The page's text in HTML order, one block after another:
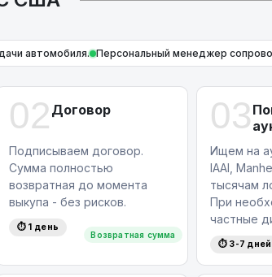
автомобиля. Персональный менеджер
02 Договор
Возвратная сумма
Подписываем договор.
Сумма полностью
возвратная до момента
выкупа - без рисков.
⏱ 1 день
03
Ищем на
IAAI,
тысячам
При
частные
⏱ 3-7 дней